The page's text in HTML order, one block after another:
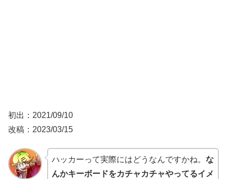
初出：2021/09/10
改稿：2023/03/15
ハッカーって実際にはどうなんですかね。 な
んかキーボードをカチャカチャやってるイメ